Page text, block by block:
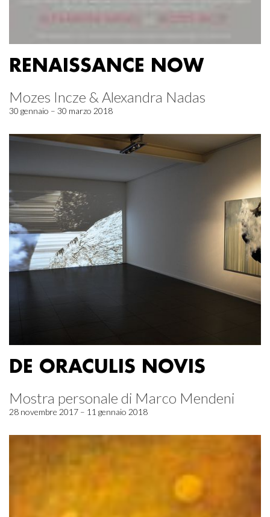
RENAISSANCE NOW
Mozes Incze & Alexandra Nadas
30 gennaio – 30 marzo 2018
DE ORACULIS NOVIS
Mostra personale di Marco Mendeni
28 novembre 2017 – 11 gennaio 2018